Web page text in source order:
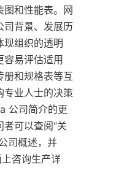
图和性能表。网
司背景、发展历
现组织的透明
容易评估适用
册和规格表等互
专业人士的决策
公司简介的更
可以查阅“关
司概述，并
上咨询生产详